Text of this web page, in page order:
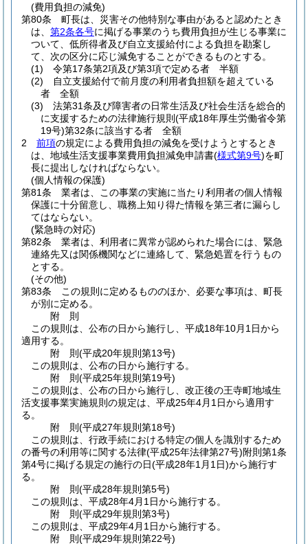
(費用負担の減免)
第80条
町長は、災害その他特別な事由があると認めたとき
は、 第2条各号に掲げる事業のうち費用負担が生じる事業に
ついて、低所得者及び自立支援給付による負担を勘案し
て、次の区分に応じ減免することができるものとする。
(1)
令第17条第2項及び第3項で定める者 半額
(2)
自立支援給付で前月度の利用者負担額を超えている
者 全額
(3)
法第31条及び障害者の日常生活及び社会生活を総合的
に支援するための法律施行規則 (平成18年厚生労働省令第
19号)第32条に該当する者 全額
2
前項の規定による費用負担の減免を受けようとするとき
は、地域生活支援事業費用負担減免申請書(様式第9号)を町
長に提出しなければならない。
(個人情報の保護)
第81条
業者は、この事業の実施に当たり利用者の個人情報
保護に十分留意し、職務上知り得た情報を第三者に漏らし
てはならない。
(緊急時の対応)
第82条
業者は、利用者に異常が認められた場合には、緊急
連絡先又は関係機関などに連絡して、緊急処置を行うもの
とする。
(その他)
第83条
この規則に定めるもののほか、必要な事項は、町長
が別に定める。
附 則
この規則は、公布の日から施行し、平成18年10月1日から
適用する。
附 則(平成20年規則第13号)
この規則は、公布の日から施行する。
附 則(平成25年規則第19号)
この規則は、公布の日から施行し、改正後の王寺町地域生
活支援事業実施規則の規定は、平成25年4月1日から適用す
る。
附 則(平成27年規則第18号)
この規則は、行政手続における特定の個人を識別するため
の番号の利用等に関する法律(平成25年法律第27号)附則第1条
第4号に掲げる規定の施行の日(平成28年1月1日)から施行す
る。
附 則(平成28年規則第5号)
この規則は、平成28年4月1日から施行する。
附 則(平成29年規則第3号)
この規則は、平成29年4月1日から施行する。
附 則(平成29年規則第22号)